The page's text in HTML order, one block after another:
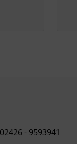
02426 - 9593941